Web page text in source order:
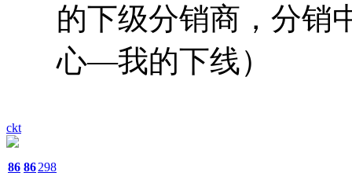
ckt
86 86298
的下级分销商，分销
心—我的下线）